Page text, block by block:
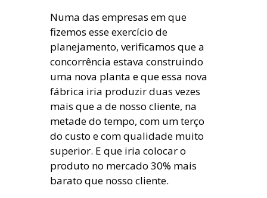
Numa das empresas em que
fizemos esse exercício de
planejamento, verificamos que a
concorrência estava construindo
uma nova planta e que essa nova
fábrica iria produzir duas vezes
mais que a de nosso cliente, na
metade do tempo, com um terço
do custo e com qualidade muito
superior. E que iria colocar o
produto no mercado 30% mais
barato que nosso cliente.